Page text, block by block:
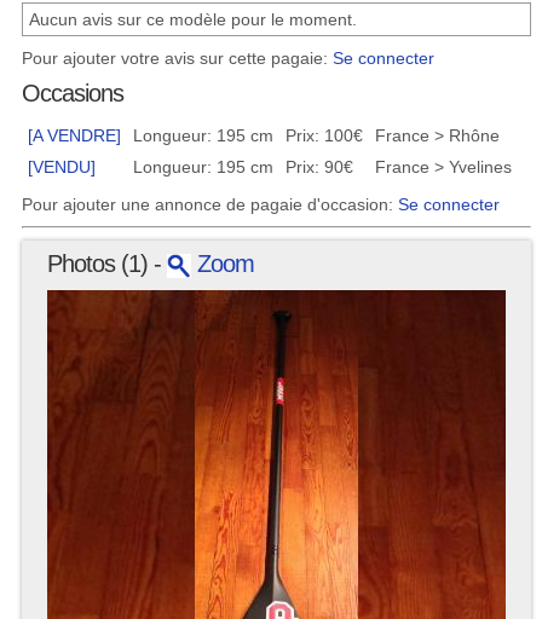
Aucun avis sur ce modèle pour le moment.
Pour ajouter votre avis sur cette pagaie: Se connecter
Occasions
[A VENDRE] Longueur: 195 cm Prix: 100€
France > Rhône
[VENDU]
Longueur: 195 cm Prix: 90€
France > Yvelines
Pour ajouter une annonce de pagaie d'occasion: Se connecter
Photos (1) - Zoom